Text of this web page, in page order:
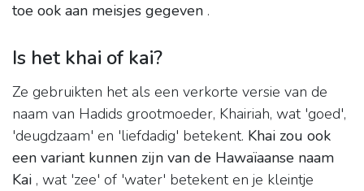
toe ook aan meisjes gegeven .
Is het khai of kai?
Ze gebruikten het als een verkorte versie van de
naam van Hadids grootmoeder, Khairiah, wat 'goed',
'deugdzaam' en 'liefdadig' betekent. Khai zou ook
een variant kunnen zijn van de Hawaïaanse naam
Kai , wat 'zee' of 'water' betekent en je kleintje